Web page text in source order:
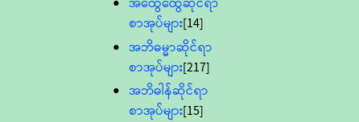
စာအုပ်များ[14]
အဘိဓမ္မာဆိုင်ရာ
စာအုပ်များ[217]
အဘိဓါန်ဆိုင်ရာ
စာအုပ်များ[15]